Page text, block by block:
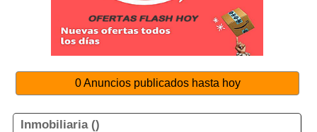
0 Anuncios publicados hasta hoy
Inmobiliaria ()